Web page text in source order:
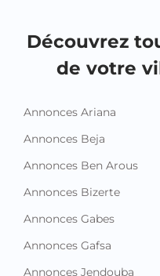
Découvrez
de votre
Annonces Ariana
Annonces Beja
Annonces Ben Arous
Annonces Bizerte
Annonces Gabes
Annonces Gafsa
Annonces Jendouba